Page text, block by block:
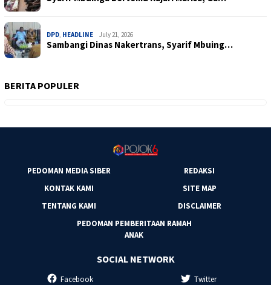
DPD HEADLINE July 21, 2026
Sambangi Dinas Nakertrans, Syarif Mbuing…
BERITA POPULER
PEDOMAN MEDIA SIBER
REDAKSI
KONTAK KAMI
SITE MAP
TENTANG KAMI
DISCLAIMER
PEDOMAN PEMBERITAAN RAMAH
ANAK
SOCIAL NETWORK
Facebook Twitter